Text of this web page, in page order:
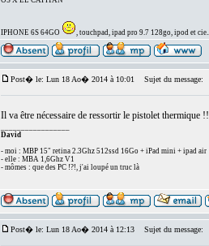
IPHONE 6S 64GO , touchpad, ipad pro 9.7 128go, ipod et
Post� le: Lun 18 Ao� 2014 à 10:01 Sujet du message:
Il va être nécessaire de ressortir le pistolet thermique
David
- moi : MBP 15" retina 2.3Ghz 512ssd 16Go + iPad mini + ipad air
- elle : MBA 1,6Ghz V1
- mômes : que des PC !?!, j'ai loupé un truc là
Post� le: Lun 18 Ao� 2014 à 12:13 Sujet du message: